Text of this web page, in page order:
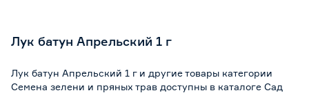
Лук батун Апрельский 1 г
Лук батун Апрельский 1 г и другие товары категории
Семена зелени и пряных трав доступны в каталоге Сад